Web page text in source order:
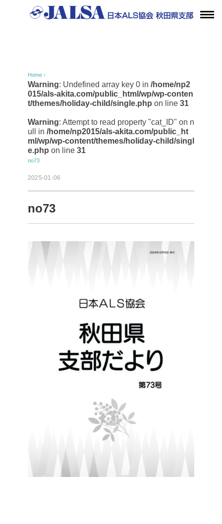
Home ›
Warning: Undefined array key 0 in /home/np2
015/als-akita.com/public_html/wp/wp-conten
t/themes/holiday-child/single.php on line 31
Warning: Attempt to read property "cat_ID" on n
ull in /home/np2015/als-akita.com/public_ht
ml/wp/wp-content/themes/holiday-child/singl
e.php on line 31
no73
2025-01-06
no73